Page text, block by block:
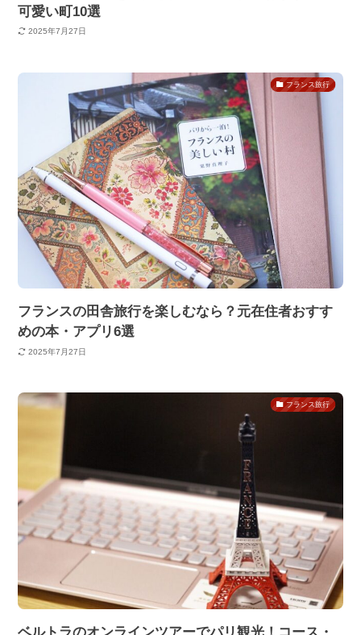
可愛い町10選
2025年7月27日
フランス旅行
フランスの田舎旅行を楽しむなら？元在住者おすす
めの本・アプリ6選
2025年7月27日
フランス旅行